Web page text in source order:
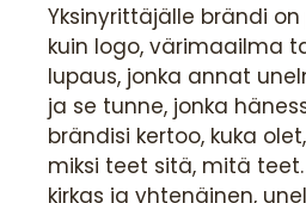
Yksinyrittäjälle brändi
kuin logo, värimaailma
lupaus, jonka annat
ja se tunne, jonka
brändisi kertoo, kuka
miksi teet sitä, mitä
kirkas ja yhtenäinen,